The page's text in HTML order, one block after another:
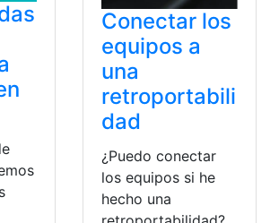
Conectar los
equipos a
una
retroportabili
dad
¿Puedo conectar
los equipos si he
hecho una